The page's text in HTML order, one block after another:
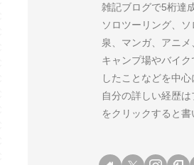
雑記ブログで5桁
ソロツーリング、
泉、マンガ、アニメ
キャンプ場やバイ
したことなどを中心
自分の詳しい経歴
をクリックすると書